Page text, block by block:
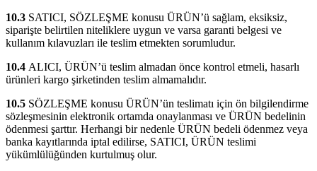
10.3 SATICI, SÖZLEŞME konusu ÜRÜN’ü sağlam, eksiksiz,
siparişte belirtilen niteliklere uygun ve varsa garanti belgesi ve
kullanım kılavuzları ile teslim etmekten sorumludur.
10.4 ALICI, ÜRÜN’ü teslim almadan önce kontrol etmeli, hasarlı
ürünleri kargo şirketinden teslim almamalıdır.
10.5 SÖZLEŞME konusu ÜRÜN’ün teslimatı için ön bilgilendirme
sözleşmesinin elektronik ortamda onaylanması ve ÜRÜN bedelinin
ödenmesi şarttır. Herhangi bir nedenle ÜRÜN bedeli ödenmez veya
banka kayıtlarında iptal edilirse, SATICI, ÜRÜN teslimi
yükümlülüğünden kurtulmuş olur.